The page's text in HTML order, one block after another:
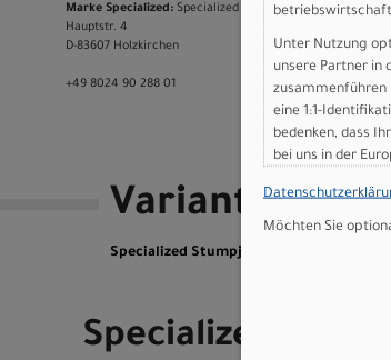
Marke Specialized: Specialized Germany GmbH
Hauptstr. 4
D-83607 Holzkirchen
+49 8024 90 288 01
Varianten
Specialized Stumpjumper 15 EVO Expert -
Specialized
Unter Nutzung
unsere Partner in
zusammenführen
eine 1:1-
bedenken, dass
bei uns in der
Möchten Sie